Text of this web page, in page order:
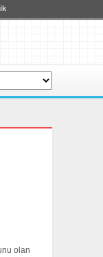
olan